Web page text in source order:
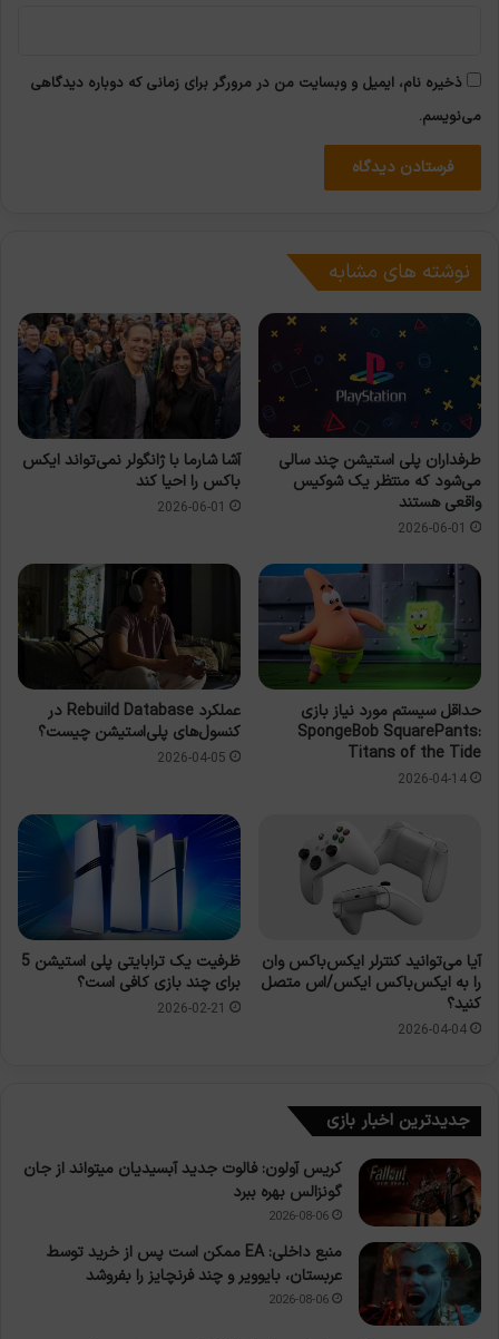
ذخیره نام، ایمیل و وبسایت من در مرورگر برای زمانی که دوباره دیدگاهی
می‌نویسم.
نوشته های مشابه
طرفداران پلی استیشن چند سالی
می‌شود که منتظر یک شوکیس
واقعی هستند
2026-06-01
آشا شارما با ژانگولر نمی‌تواند ایکس
باکس را احیا کند
2026-06-01
حداقل سیستم مورد نیاز بازی
SpongeBob SquarePants:
Titans of the Tide
2026-04-14
عملکرد Rebuild Database در
کنسول‌های پلی‌استیشن چیست؟
2026-04-05
آیا می‌توانید کنترلر ایکس‌باکس وان
را به ایکس‌باکس ایکس/اس متصل
کنید؟
2026-04-04
ظرفیت یک ترابایتی پلی استیشن 5
برای چند بازی کافی است؟
2026-02-21
جدیدترین اخبار بازی
کریس آولون: فالوت جدید آبسیدیان میتواند از جان
گونزالس بهره ببرد
2026-08-06
منبع داخلی: EA ممکن است پس از خرید توسط
عربستان، بایوویر و چند فرنچایز را بفروشد
2026-08-06